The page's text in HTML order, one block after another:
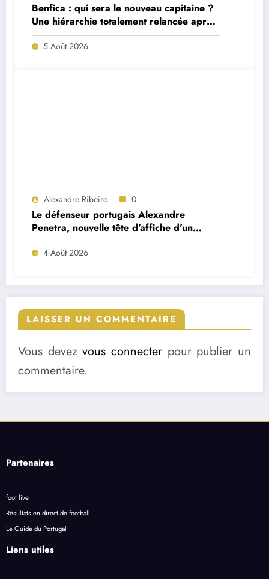
Benfica : qui sera le nouveau capitaine ?
Une hiérarchie totalement relancée après
deux départs majeurs
5 Août 2026
Alexandre Ribeiro 0
Le défenseur portugais Alexandre
Penetra, nouvelle tête d’affiche d’un
projet très ambitieux
4 Août 2026
LAISSER UN COMMENTAIRE
Vous devezvous connecter pour publier un
commentaire.
Partenaires
foot live
Résultats en direct de football
Le Guide du Portugal
Liens utiles